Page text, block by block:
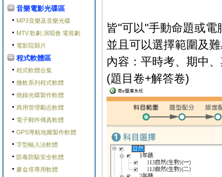
音樂電影光碟區
MP3音樂及音樂光碟
MTV.歌劇.演唱會.電視劇
電影院縣片
程式軟體區
程式軟體合集
微軟系列程式軟體
燒錄光碟製作軟體
商用管理勵志軟體
電子郵件傳真軟體
GPS導航地圖製作軟體
字型輸入法軟體
防毒防駭安全軟體
麥金塔專用軟體
皆"可以"手動命題或電
並且可以選擇範圍及
內容：平時考、期中
(題目卷+解答卷)